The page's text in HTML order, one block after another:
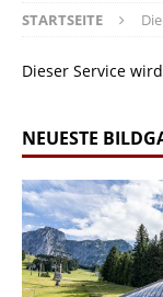
STARTSEITE
Dieser Service
NEUESTE